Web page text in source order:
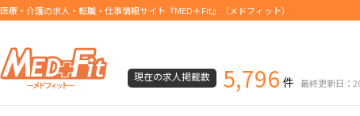
医療・介護の求人・転職・仕事情報サイト『MED＋Fit』（メドフィット）
現在の求人掲載数 5,796 件 最終更新日：